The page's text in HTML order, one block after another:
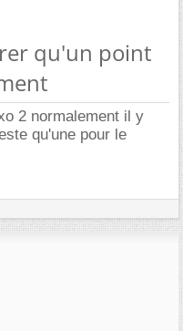
qu'un point
2 normalement il y
qu'une pour le